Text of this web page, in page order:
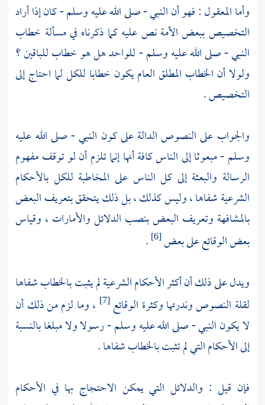
وأما المعقول : فهو أن النبي - صلى الله عليه وسلم - كان إذا أراد
التخصيص ببعض الأمة نص عليه كما ذكرناه في مسألة خطاب
النبي - صلى الله عليه وسلم - للواحد هل هو خطاب للباقين ؟
ولولا أن الخطاب المطلق العام يكون خطابا للكل لما احتاج إلى
التخصيص .
والجواب على النصوص الدالة على كون النبي - صلى الله عليه
وسلم - مبعوثا إلى الناس كافة أنها إنما تلزم أن لو توقف مفهوم
الرسالة والبعثة إلى كل الناس على المخاطبة للكل بالأحكام
الشرعية شفاها ، وليس كذلك ، بل ذلك يتحقق بتعريف البعض
بالمشافهة وتعريف البعض بنصب الدلائل والأمارات ، وقياس
بعض الوقائع على بعض[6]
.
ويدل على ذلك أن أكثر الأحكام الشرعية لم يثبت بالخطاب شفاها
لقلة النصوص وندرتها وكثرة الوقائع[7]
، وما لزم من ذلك أن
لا يكون النبي - صلى الله عليه وسلم - رسولا ولا مبلغا بالنسبة
إلى الأحكام التي لم تثبت بالخطاب شفاها .
فإن قيل : والدلائل التي يمكن الاحتجاج بها في الأحكام